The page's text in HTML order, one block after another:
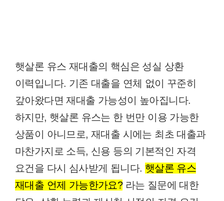
햇살론 유스 재대출의 핵심은 성실 상환
이력입니다. 기존 대출을 연체 없이 꾸준히
갚아왔다면 재대출 가능성이 높아집니다.
하지만, 햇살론 유스는 한 번만 이용 가능한
상품이 아니므로, 재대출 시에는 최초 대출과
마찬가지로 소득, 신용 등의 기본적인 자격
요건을 다시 심사받게 됩니다. 햇살론 유스
재대출 언제 가능한가요?라는 질문에 대한